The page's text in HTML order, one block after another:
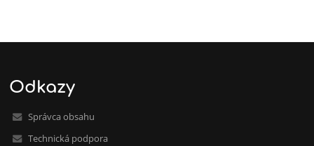
Odkazy
Správca obsahu
Technická podpora